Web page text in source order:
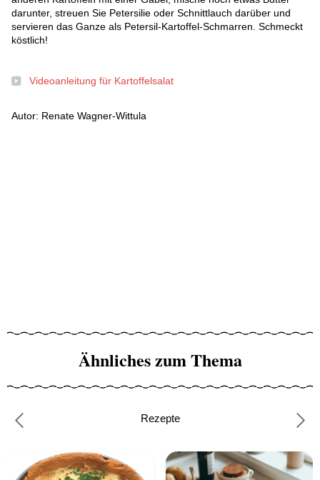
darunter, streuen Sie Petersilie oder Schnittlauch darüber und
servieren das Ganze als Petersil-Kartoffel-Schmarren. Schmeckt
köstlich!
Videoanleitung für Kartoffelsalat
Autor: Renate Wagner-Wittula
Ähnliches zum Thema
Rezepte